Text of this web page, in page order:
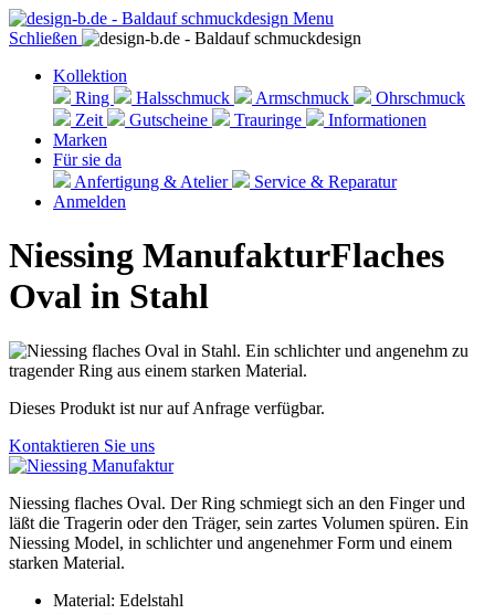
Menu
Schließen
Kollektion
Ring
Halsschmuck Armschmuck
Ohrschmuck
Zeit
Gutscheine Trauringe
Informationen
Marken
Für sie da
Anfertigung & Atelier
Service & Reparatur
Anmelden
Niessing ManufakturFlaches
Oval in Stahl
Dieses Produkt ist nur auf Anfrage verfügbar.
Kontaktieren Sie uns
Niessing flaches Oval. Der Ring schmiegt sich an den Finger und
läßt die Tragerin oder den Träger, sein zartes Volumen spüren. Ein
Niessing Model, in schlichter und angenehmer Form und einem
starken Material.
Material: Edelstahl